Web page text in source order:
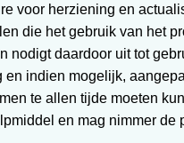
voor herziening en
die het gebruik van het
nodigt daardoor uit tot
indien mogelijk,
te allen tijde moeten
en mag nimmer